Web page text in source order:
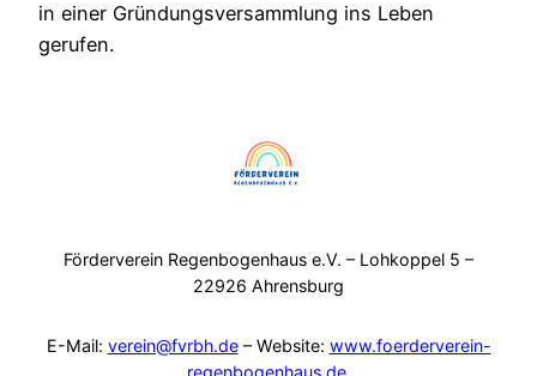
in einer Gründungsversammlung ins Leben
gerufen.
Förderverein Regenbogenhaus e.V. – Lohkoppel 5 –
22926 Ahrensburg
E-Mail: verein@fvrbh.de– Website: www.foerderverein-